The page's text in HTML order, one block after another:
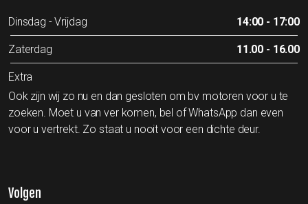
Dinsdag - Vrijdag 14:00 - 17:00
Zaterdag 11.00 - 16.00
Extra
Ook zijn wij zo nu en dan gesloten om bv motoren voor u te
zoeken. Moet u van ver komen, bel of WhatsApp dan even
voor u vertrekt. Zo staat u nooit voor een dichte deur.
Volgen